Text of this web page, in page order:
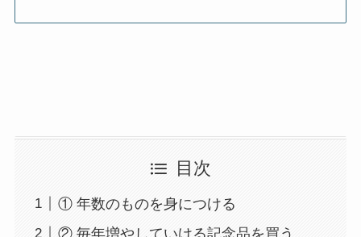
目次
① 年数のものを身につける
② 毎年増やしていける記念品を買う